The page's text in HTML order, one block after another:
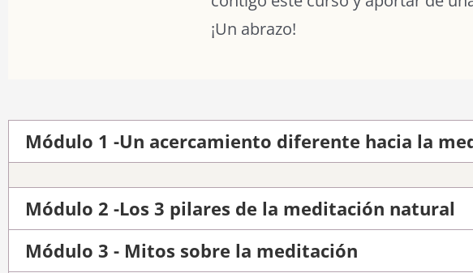
¡Un abrazo!
Módulo 1 -Un acercamiento diferente hacia la
Módulo 2 -Los 3 pilares de la meditación natural
Módulo 3 - Mitos sobre la meditación